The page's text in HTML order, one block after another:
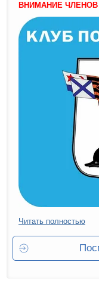
ВНИМАНИЕ ЧЛЕНОВ
Читать полностью